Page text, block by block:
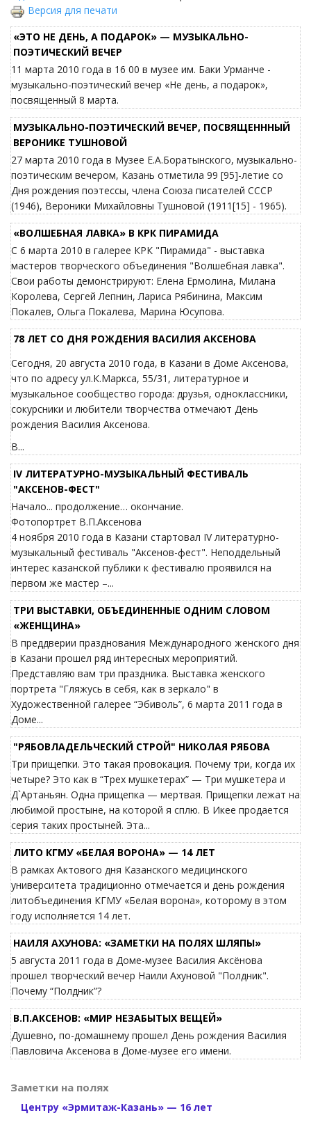
Версия для печати
«ЭТО НЕ ДЕНЬ, А ПОДАРОК» — МУЗЫКАЛЬНО-
ПОЭТИЧЕСКИЙ ВЕЧЕР
11 марта 2010 года в 16 00 в музее им. Баки Урманче -
музыкально-поэтический вечер «Не день, а подарок»,
посвященный 8 марта.
МУЗЫКАЛЬНО-ПОЭТИЧЕСКИЙ ВЕЧЕР, ПОСВЯЩЕНННЫЙ
ВЕРОНИКЕ ТУШНОВОЙ
27 марта 2010 года в Музее Е.А.Боратынского, музыкально-
поэтическим вечером, Казань отметила 99 [95]-летие со
Дня рождения поэтессы, члена Союза писателей СССР
(1946), Вероники Михайловны Тушновой (1911[15] - 1965).
«ВОЛШЕБНАЯ ЛАВКА» В КРК ПИРАМИДА
С 6 марта 2010 в галерее КРК "Пирамида" - выставка
мастеров творческого объединения "Волшебная лавка".
Свои работы демонстрируют: Елена Ермолина, Милана
Королева, Сергей Лепнин, Лариса Рябинина, Максим
Покалев, Ольга Покалева, Марина Юсупова.
78 ЛЕТ СО ДНЯ РОЖДЕНИЯ ВАСИЛИЯ АКСЕНОВА
Сегодня, 20 августа 2010 года, в Казани в Доме Аксенова,
что по адресу ул.К.Маркса, 55/31, литературное и
музыкальное сообщество города: друзья, одноклассники,
сокурсники и любители творчества отмечают День
рождения Василия Аксенова.
В...
IV ЛИТЕРАТУРНО-МУЗЫКАЛЬНЫЙ ФЕСТИВАЛЬ
"АКСЕНОВ-ФЕСТ"
Начало... продолжение… окончание.
Фотопортрет В.П.Аксенова
4 ноября 2010 года в Казани стартовал IV литературно-
музыкальный фестиваль "Аксенов-фест". Неподдельный
интерес казанской публики к фестивалю проявился на
первом же мастер –...
ТРИ ВЫСТАВКИ, ОБЪЕДИНЕННЫЕ ОДНИМ СЛОВОМ
«ЖЕНЩИНА»
В преддверии празднования Международного женского дня
в Казани прошел ряд интересных мероприятий.
Представляю вам три праздника. Выставка женского
портрета "Гляжусь в себя, как в зеркало" в
Художественной галерее “Эбиволь”, 6 марта 2011 года в
Доме...
"РЯБОВЛАДЕЛЬЧЕСКИЙ СТРОЙ" НИКОЛАЯ РЯБОВА
Три прищепки. Это такая провокация. Почему три, когда их
четыре? Это как в “Трех мушкетерах” — Три мушкетера и
Д`Артаньян. Одна прищепка — мертвая. Прищепки лежат на
любимой простыне, на которой я сплю. В Икее продается
серия таких простыней. Эта...
ЛИТО КГМУ «БЕЛАЯ ВОРОНА» — 14 ЛЕТ
В рамках Актового дня Казанского медицинского
университета традиционно отмечается и день рождения
литобъединения КГМУ «Белая ворона», которому в этом
году исполняется 14 лет.
НАИЛЯ АХУНОВА: «ЗАМЕТКИ НА ПОЛЯХ ШЛЯПЫ»
5 августа 2011 года в Доме-музее Василия Аксёнова
прошел творческий вечер Наили Ахуновой "Полдник".
Почему “Полдник”?
В.П.АКСЕНОВ: «МИР НЕЗАБЫТЫХ ВЕЩЕЙ»
Душевно, по-домашнему прошел День рождения Василия
Павловича Аксенова в Доме-музее его имени.
Заметки на полях
Центру «Эрмитаж-Казань» — 16 лет